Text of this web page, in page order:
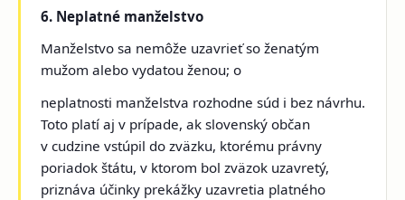
6. Neplatné manželstvo
Manželstvo sa nemôže uzavrieť so ženatým
mužom alebo vydatou ženou; o
neplatnosti manželstva rozhodne súd i bez návrhu.
Toto platí aj v prípade, ak slovenský občan
v cudzine vstúpil do zväzku, ktorému právny
poriadok štátu, v ktorom bol zväzok uzavretý,
priznáva účinky prekážky uzavretia platného